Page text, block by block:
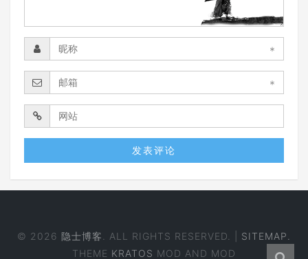
*
*
© 2026 隐士博客 . ALL RIGHTS RESERVED. | SITEMAP.
THEME KRATOS MOD AND MOD